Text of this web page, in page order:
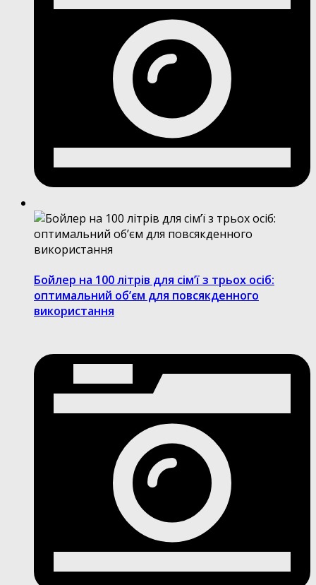
Бойлер на 100 літрів для сімʼї з трьох осіб:
оптимальний обʼєм для повсякденного
використання